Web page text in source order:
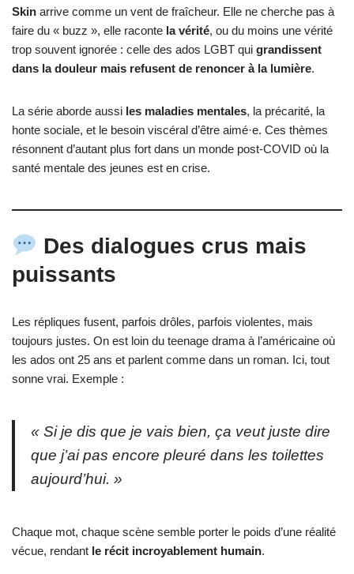
Skin arrive comme un vent de fraîcheur. Elle ne cherche pas à
faire du « buzz », elle raconte la vérité, ou du moins une vérité
trop souvent ignorée : celle des ados LGBT qui grandissent
dans la douleur mais refusent de renoncer à la lumière.
La série aborde aussi les maladies mentales, la précarité, la
honte sociale, et le besoin viscéral d’être aimé·e. Ces thèmes
résonnent d’autant plus fort dans un monde post-COVID où la
santé mentale des jeunes est en crise.
Des dialogues crus mais
puissants
Les répliques fusent, parfois drôles, parfois violentes, mais
toujours justes. On est loin du teenage drama à l’américaine où
les ados ont 25 ans et parlent comme dans un roman. Ici, tout
sonne vrai. Exemple :
« Si je dis que je vais bien, ça veut juste dire
que j’ai pas encore pleuré dans les toilettes
aujourd’hui. »
Chaque mot, chaque scène semble porter le poids d’une réalité
vécue, rendant le récit incroyablement humain.